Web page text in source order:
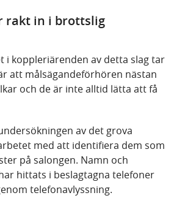
rakt in i brottslig
i koppleriärenden av detta slag tar
att målsägandeförhören nästan
och de är inte alltid lätta att få
av det grova
med att identifiera dem som
på salongen. Namn och
hittats i beslagtagna telefoner
telefonavlyssning.